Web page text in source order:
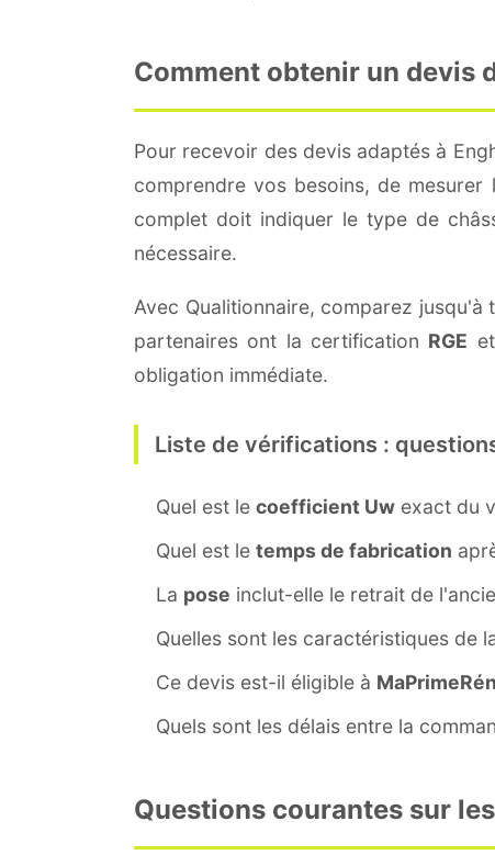
Comment obtenir un devis
Pour recevoir des devis adaptés à
comprendre vos besoins, de
complet doit indiquer le type de
nécessaire.
Avec Qualitionnaire, comparez
partenaires ont la certification RGE
obligation immédiate.
Liste de vérifications :
Quel est le coefficient Uw exact du
Quel est le temps de fabrication
La pose inclut-elle le retrait de
Quelles sont les caractéristiques de
Ce devis est-il éligible à
Quels sont les délais entre la
Questions courantes sur